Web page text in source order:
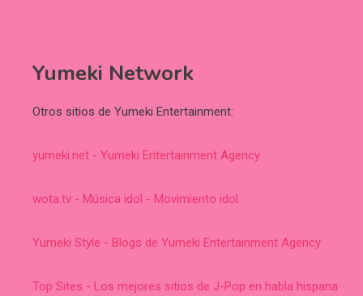
Yumeki Network
Otros sitios de Yumeki Entertainment:
yumeki.net - Yumeki Entertainment Agency
wota.tv - Música idol - Movimiento idol
Yumeki Style - Blogs de Yumeki Entertainment Agency
Top Sites - Los mejores sitios de J-Pop en habla hispana